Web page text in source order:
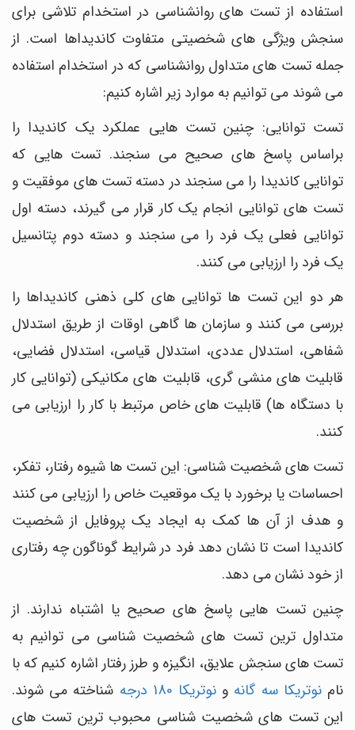
استفاده از تست های روانشناسی در استخدام تلاشی برای
سنجش ویژگی های شخصیتی متفاوت کاندیداها است. از
جمله تست های متداول روانشناسی که در استخدام استفاده
می شوند می توانیم به موارد زیر اشاره کنیم:
تست توانایی: چنین تست هایی عملکرد یک کاندیدا را
براساس پاسخ های صحیح می سنجند. تست هایی که
توانایی کاندیدا را می سنجند در دسته تست های موفقیت و
تست های توانایی انجام یک کار قرار می گیرند، دسته اول
توانایی فعلی یک فرد را می سنجند و دسته دوم پتانسیل
یک فرد را ارزیابی می کنند.
هر دو این تست ها توانایی های کلی ذهنی کاندیداها را
بررسی می کنند و سازمان ها گاهی اوقات از طریق استدلال
شفاهی، استدلال عددی، استدلال قیاسی، استدلال فضایی،
قابلیت های منشی گری، قابلیت های مکانیکی (توانایی کار
با دستگاه ها) قابلیت های خاص مرتبط با کار را ارزیابی می
کنند.
تست های شخصیت شناسی: این تست ها شیوه رفتار، تفکر،
احساسات یا برخورد با یک موقعیت خاص را ارزیابی می کنند
و هدف از آن ها کمک به ایجاد یک پروفایل از شخصیت
کاندیدا است تا نشان دهد فرد در شرایط گوناگون چه رفتاری
از خود نشان می دهد.
چنین تست هایی پاسخ های صحیح یا اشتباه ندارند. از
متداول ترین تست های شخصیت شناسی می توانیم به
تست های سنجش علایق، انگیزه و طرز رفتار اشاره کنیم که با
نامنوتریکا سه گانه و نوتریکا 180 درجه
شناخته می شوند.
این تست های شخصیت شناسی محبوب ترین تست های